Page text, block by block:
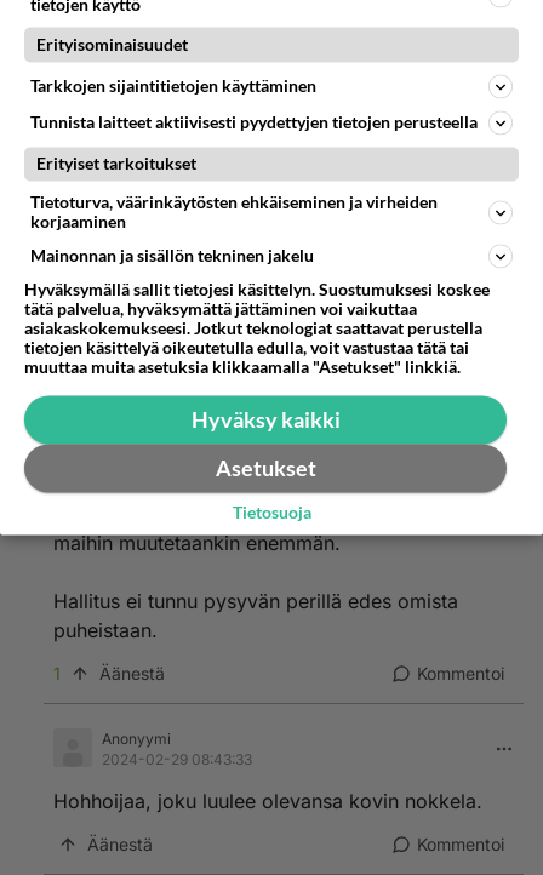
Äänestä
2024-02-29 08:27:24
Onhan hallituksen höpinät "mielenkiintoisia".
Samaan aikaan ongelmana on, ettei etteivät ne
samat työntekijöden "ylisuuret" edut houkuttele
maahan tarpeeksi hyväpalkkaista työvoimaa. Sitä
kuulema saataisiin veroja alentamalla. Jos sitten
vastaavasti myös alennettaisiin palkkoja ja
karsittaisiin työntekijöiden etuja, niin sittenkö
oltaisiin "houkuttelevampia"?
Selittelyt rasismille ontuvat myös. Suomi on
saanut lukuisia huomautuksia huonosta
maahanmuuttajille vetovoimatekijä, vaikka muihin
maihin muutetaankin enemmän.
Hallitus ei tunnu pysyvän perillä edes omista
puheistaan.
1 Äänestä Kommentoi
Anonyymi
2024-02-29 08:43:33
Hohhoijaa, joku luulee olevansa kovin nokkela.
Äänestä Kommentoi
tietojen käyttö
Erityisominaisuudet
Tarkkojen sijaintitietojen käyttäminen
Tunnista laitteet aktiivisesti pyydettyjen tietojen perusteella
Erityiset tarkoitukset
Tietoturva, väärinkäytösten ehkäiseminen ja virheiden
korjaaminen
Mainonnan ja sisällön tekninen jakelu
Hyväksymällä sallit tietojesi käsittelyn. Suostumuksesi koskee
tätä palvelua, hyväksymättä jättäminen voi vaikuttaa
asiakaskokemukseesi. Jotkut teknologiat saattavat perustella
tietojen käsittelyä oikeutetulla edulla, voit vastustaa tätä tai
muuttaa muita asetuksia klikkaamalla "Asetukset" linkkiä.
Hyväksy kaikki
Asetukset
Tietosuoja